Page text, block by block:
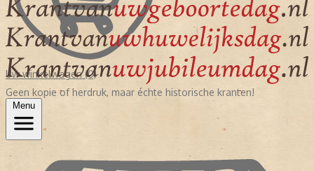
Uw winkelwagen (0)
Geen kopie of herdruk, maar échte historische kranten!
Menu